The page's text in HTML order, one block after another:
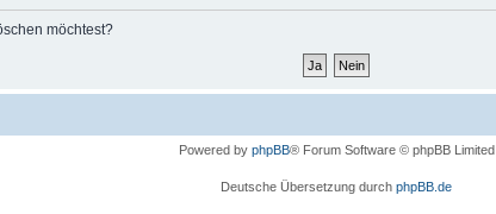
möchtest?
Powered by phpBB® Forum Software © phpBB Limited
Deutsche Übersetzung durch phpBB.de